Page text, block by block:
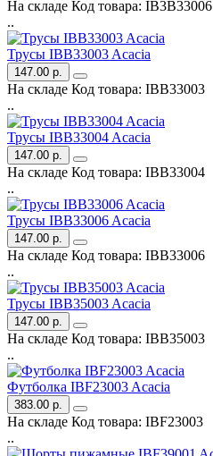
На складе Код товара: IB3B33006
..
Трусы IBB33003 Acacia
147.00 р.
На складе Код товара: IBB33003
..
Трусы IBB33004 Acacia
147.00 р.
На складе Код товара: IBB33004
..
Трусы IBB33006 Acacia
147.00 р.
На складе Код товара: IBB33006
..
Трусы IBB35003 Acacia
147.00 р.
На складе Код товара: IBB35003
..
Футболка IBF23003 Acacia
383.00 р.
На складе Код товара: IBF23003
..